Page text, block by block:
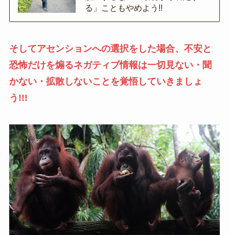
る」こともやめよう!!
そしてアセンションへの選択をした場合、不安と
恐怖だけを煽るネガティブ情報は一切見ない・聞
かない・拡散しないことを覚悟していきましょ
う!!!